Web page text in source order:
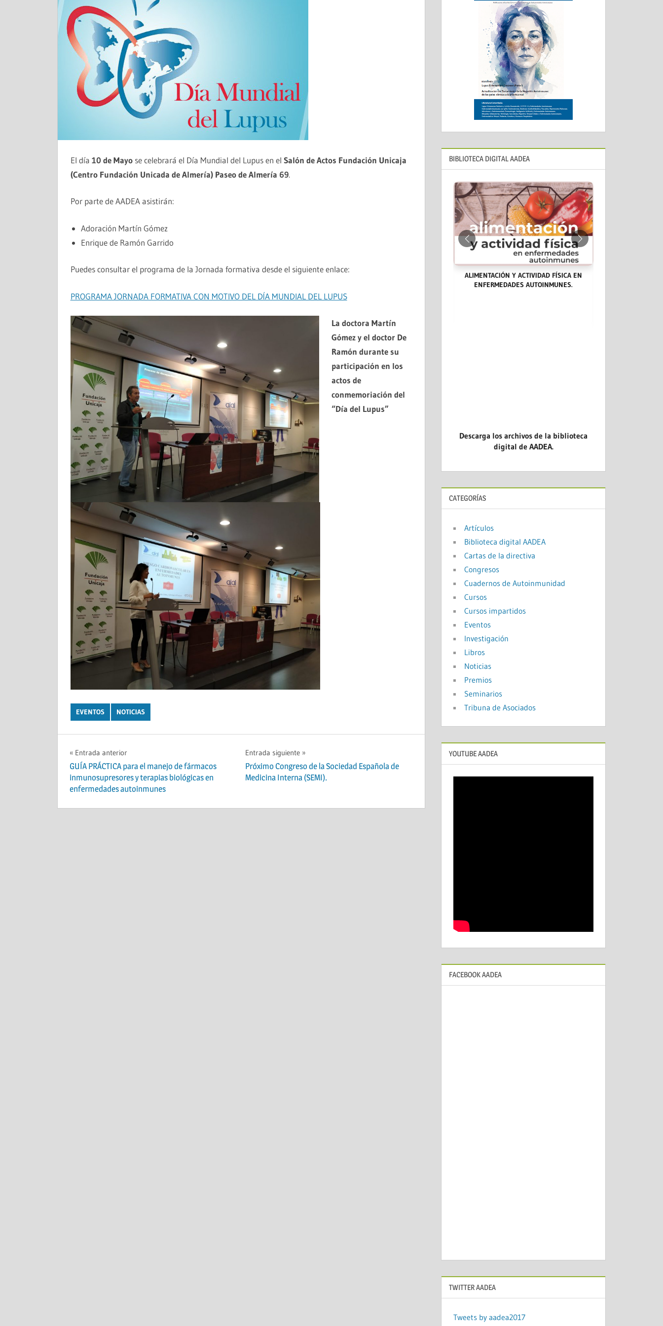
El día 10 de Mayose celebrará el Día Mundial del Lupus en el Salón de Actos Fundación Unicaja
(Centro Fundación Unicada de Almería) Paseo de Almería 69.
Por parte de AADEA asistirán:
Adoración Martín Gómez
Enrique de Ramón Garrido
Puedes consultar el programa de la Jornada formativa desde el siguiente enlace:
PROGRAMA JORNADA FORMATIVA CON MOTIVO DEL DÍA MUNDIAL DEL LUPUS
La doctora Martín
Gómez y el doctor De
Ramón durante su
participación en los
actos de
conmemoriación del
“Día del Lupus”
EVENTOS NOTICIAS
Navegación
de
entradas
Entrada anterior
GUÍA PRÁCTICA para el manejo de fármacos
inmunosupresores y terapias biológicas en
enfermedades autoinmunes
Entrada siguiente
Próximo Congreso de la Sociedad Española de
Medicina Interna (SEMI).
BIBLIOTECA DIGITAL AADEA
INTELIGENCIA ARTIFICIAL EN MEDICINA
ALIMENTACIÓN Y ACTIVIDAD FÍSICA EN
ENFERMEDADES AUTOINMUNES.
Descarga los archivos de la biblioteca
digital de AADEA.
CATEGORÍAS
Artículos
Biblioteca digital AADEA
Cartas de la directiva
Congresos
Cuadernos de Autoinmunidad
Cursos
Cursos impartidos
Eventos
Investigación
Libros
Noticias
Premios
Seminarios
Tribuna de Asociados
YOUTUBE AADEA
FACEBOOK AADEA
TWITTER AADEA
Tweets by aadea2017